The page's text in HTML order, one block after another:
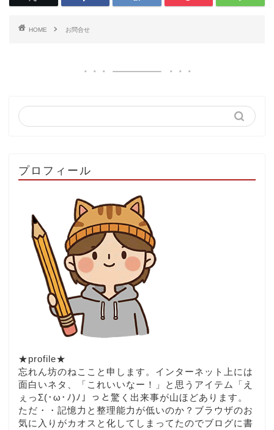
HOME お問合せ
プロフィール
★profile★
忘れん坊のねここと申します。インターネット上には
面白いネタ、「これいいなー！」と思うアイテム「え
ぇっΣ(･ω･ﾉ)ﾉ」っと驚く出来事が山ほどあります。
ただ・・記憶力と整理能力が低いのか？ブラウザのお
気に入りがカオスと化してしまってたのでブログに書